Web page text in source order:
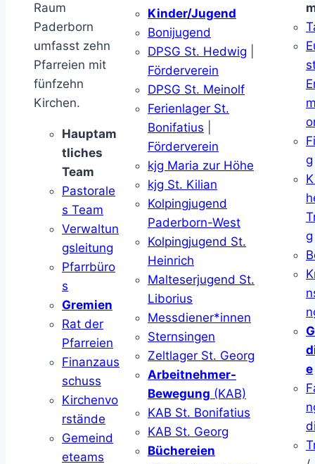
Raum
Paderborn
umfasst zehn
Pfarreien mit
fünfzehn
Kirchen.
Hauptam
tliches
Team
Pastorale
s Team
Verwaltun
gsleitung
Pfarrbüro
s
Gremien
Rat der
Pfarreien
Finanzaus
schuss
Kirchenvo
rstände
Gemeind
eteams
Kinder/Jugend
Bonijugend
DPSG St. Hedwig
Förderverein
DPSG St. Meinolf
Ferienlager St.
Bonifatius
Förderverein
kjg Maria zur Höhe
kjg St. Kilian
Kolpingjugend
Paderborn-West
Kolpingjugend St.
Heinrich
Malteserjugend St.
Liborius
Messdiener*innen
Sternsingen
Zeltlager St. Georg
Arbeitnehmer-
Bewegung (KAB)
KAB St. Bonifatius
KAB St. Georg
Büchereien
g
g
e